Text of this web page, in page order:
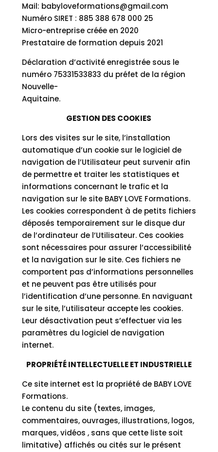
Mail: babyloveformations@gmail.com
Numéro SIRET : 885 388 678 000 25
Micro-entreprise créée en 2020
Prestataire de formation depuis 2021
Déclaration d’activité enregistrée sous le
numéro 75331533833 du préfet de la région
Nouvelle-
Aquitaine.
GESTION DES COOKIES
Lors des visites sur le site, l’installation
automatique d’un cookie sur le logiciel de
navigation de l’Utilisateur peut survenir afin
de permettre et traiter les statistiques et
informations concernant le trafic et la
navigation sur le site BABY LOVE Formations.
Les cookies correspondent à de petits fichiers
déposés temporairement sur le disque dur
de l’ordinateur de l’Utilisateur. Ces cookies
sont nécessaires pour assurer l’accessibilité
et la navigation sur le site. Ces fichiers ne
comportent pas d’informations personnelles
et ne peuvent pas être utilisés pour
l’identification d’une personne. En naviguant
sur le site, l’utilisateur accepte les cookies.
Leur désactivation peut s’effectuer via les
paramètres du logiciel de navigation
internet.
PROPRIÉTÉ INTELLECTUELLE ET INDUSTRIELLE
Ce site internet est la propriété de BABY LOVE
Formations.
Le contenu du site (textes, images,
commentaires, ouvrages, illustrations, logos,
marques, vidéos , sans que cette liste soit
limitative) affichés ou cités sur le présent